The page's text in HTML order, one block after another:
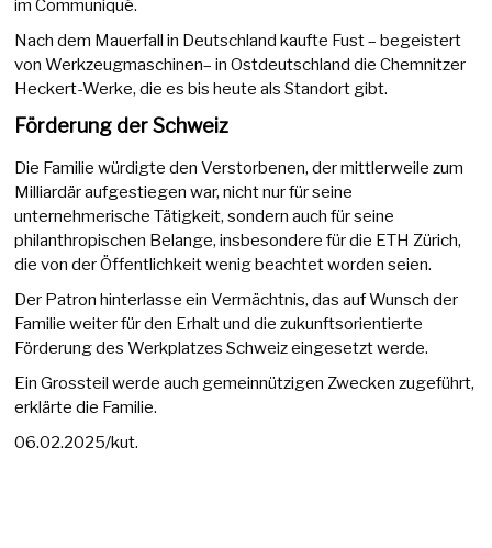
im Communiqué.
Nach dem Mauerfall in Deutschland kaufte Fust – begeistert
von Werkzeugmaschinen– in Ostdeutschland die Chemnitzer
Heckert-Werke, die es bis heute als Standort gibt.
Förderung der Schweiz
Die Familie würdigte den Verstorbenen, der mittlerweile zum
Milliardär aufgestiegen war, nicht nur für seine
unternehmerische Tätigkeit, sondern auch für seine
philanthropischen Belange, insbesondere für die ETH Zürich,
die von der Öffentlichkeit wenig beachtet worden seien.
Der Patron hinterlasse ein Vermächtnis, das auf Wunsch der
Familie weiter für den Erhalt und die zukunftsorientierte
Förderung des Werkplatzes Schweiz eingesetzt werde.
Ein Grossteil werde auch gemeinnützigen Zwecken zugeführt,
erklärte die Familie.
06.02.2025/kut.